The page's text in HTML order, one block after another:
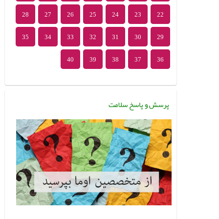
22
23
24
25
26
27
28
29
30
31
32
33
34
35
36
37
38
39
40
پرسش و پاسخ سلامت